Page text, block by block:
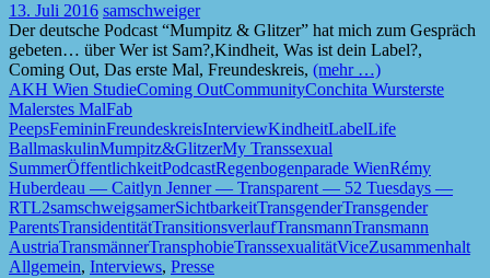
13. Juli 2016 samschweiger
Der deutsche Podcast “Mumpitz & Glitzer” hat mich zum Gespräch
gebeten… über Wer ist Sam?,Kindheit, Was ist dein Label?,
Coming Out, Das erste Mal, Freundeskreis, (mehr …)
AKH Wien StudieComing OutCommunityConchita Wursterste
Malerstes MalFab
PeepsFemininFreundeskreisInterviewKindheitLabelLife
BallmaskulinMumpitz&GlitzerMy Transsexual
SummerÖffentlichkeitPodcastRegenbogenparade WienRémy
Huberdeau — Caitlyn Jenner — Transparent — 52 Tuesdays —
RTL2samschweigsamerSichtbarkeitTransgenderTransgender
ParentsTransidentitätTransitionsverlaufTransmannTransmann
AustriaTransmännerTransphobieTranssexualitätViceZusammenhalt
Allgemein, Interviews, Presse